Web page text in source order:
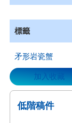
標籤
矛形岩瓷蟹
加入收藏
低階稿件